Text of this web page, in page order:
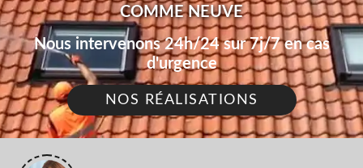
COMME NEUVE
Nous intervenons 24h/24 sur 7j/7 en cas
d'urgence
NOS RÉALISATIONS